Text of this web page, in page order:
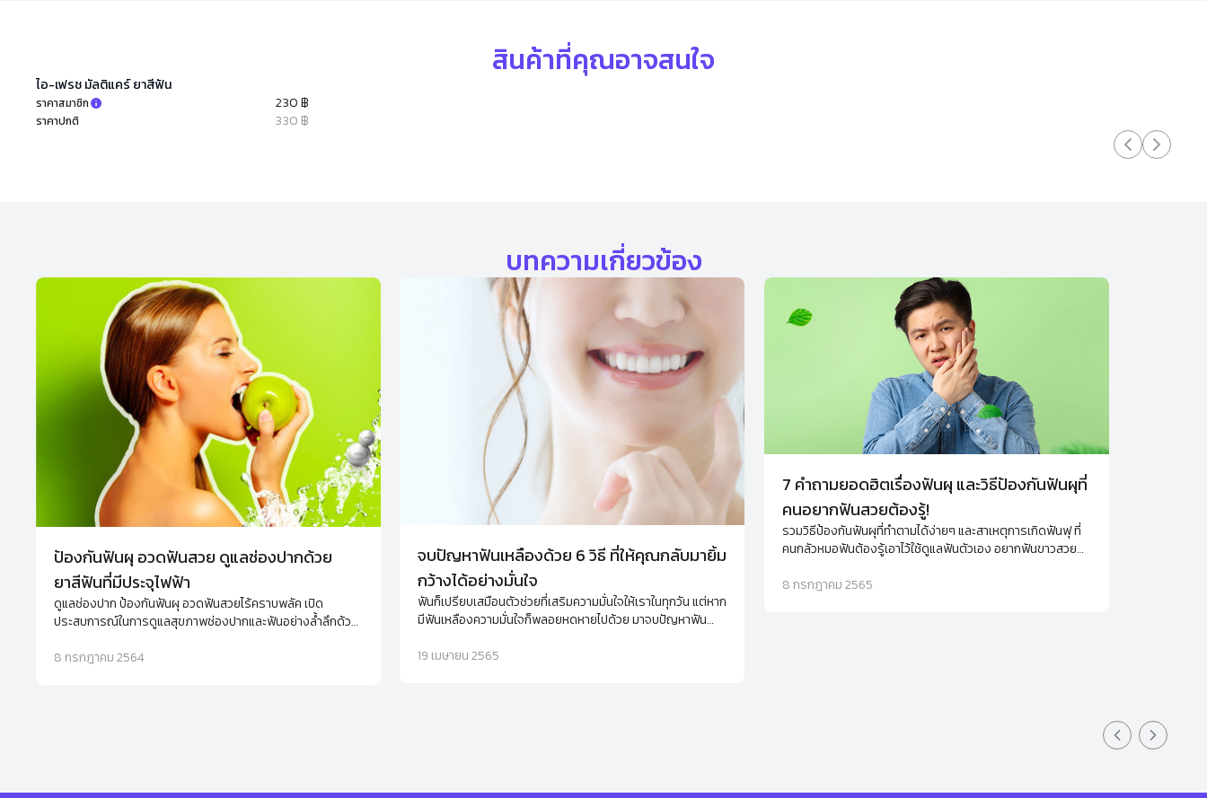
สินค้าที่คุณอาจสนใจ
ไอ-เฟรช มัลติแคร์ ยาสีฟัน
ราคาสมาชิก 230 ฿
ราคาปกติ 330 ฿
บทความเกี่ยวข้อง
ป้องกันฟันผุ อวดฟันสวย ดูแลช่องปากด้วย
ยาสีฟันที่มีประจุไฟฟ้า
ดูแลช่องปาก ป้องกันฟันผุ อวดฟันสวยไร้คราบพลัค เปิด
ประสบการณ์ในการดูแลสุขภาพช่องปากและฟันอย่างล้ำลึกด้วย
อย่างมั่นใจมากกว่าที่เคย
8 กรกฎาคม 2564
จบปัญหาฟันเหลืองด้วย 6 วิธี ที่ให้คุณกลับมายิ้ม
กว้างได้อย่างมั่นใจ
ฟันก็เปรียบเสมือนตัวช่วยที่เสริมความมั่นใจให้เราในทุกวัน แต่หาก
มีฟันเหลืองความมั่นใจก็พลอยหดหายไปด้วย มาจบปัญหาฟัน
19 เมษายน 2565
7 คำถามยอดฮิตเรื่องฟันผุ และวิธีป้องกันฟันผุที่
คนอยากฟันสวยต้องรู้!
รวมวิธีป้องกันฟันผุที่ทำตามได้ง่ายๆ และสาเหตุการเกิดฟันฟุ ที่
คนกลัวหมอฟันต้องรู้เอาไว้ใช้ดูแลฟันตัวเอง อยากฟันขาวสวย
8 กรกฎาคม 2565
Previous slide
Next